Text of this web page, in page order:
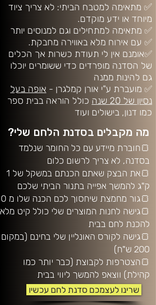
✅ מתאימה למטבח הביתי: לא צריך ציוד
מיוחד או ידע מוקדם.
✅ מתאימה למתחילים וגם למנוסים יותר
✅ עם אירוח מלא באווירה מחבקת.
✅אומנם אין לי תעודת כשרות אך הכלים
של הסדנה מופרדים כדי ששומרים יוכלו
גם להינות ממנה
✅ מועברת ע"י אורן קמלגרן - אופה בעל
נסיון של 20 שנה
כולל הוראה בבית ספר
כמו דנון, בישולים ועוד
מה מקבלים בסדנת הלחם שלי?
🍞חוברת מיידע עם כל החומר שנלמד
בסדנה, לא צריך לרשום כלום
🍞את הבצק שאתם הכנתם במשקל של 1
ק"ג להמשך אפייה בתנור הביתי שלכם
🍞גור מחמצת שיחסוך לכם הכנה שלו מ 0
🍞גישה לחנות המוצרים שלי כולל קיט מלא
להכנת לחם בבית
🍞גישה לקורס האונליין שלי בחינם (במקום
200 ש"ח)
🍞הצטרפות לקבוצת (כבר יותר כמו
קהילת) ווצאפ להמשך ליווי בבית
שרינו לעצמכם סדנת לחם עכשיו